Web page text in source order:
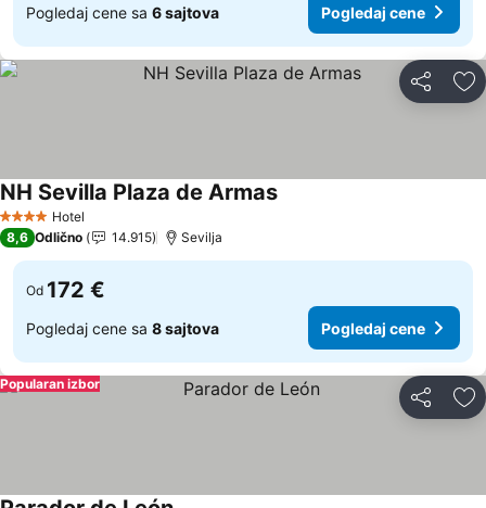
Pogledaj cene sa 6 sajtova Pogledaj cene
Deli
4 ZvezdiceHotel
NH Sevilla Plaza de ArmasPogledaj cene
8,6 Odlično 14.915 Sevilja
Od 172 €
Pogledaj cene sa 8 sajtova Pogledaj cene
Deli
Popularan izbor